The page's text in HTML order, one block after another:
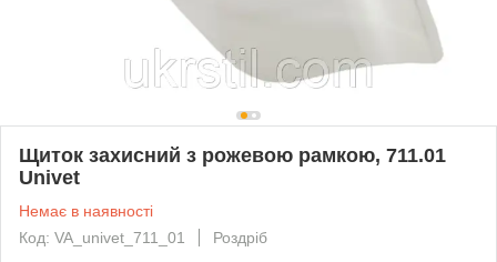
Щиток захисний з рожевою рамкою, 711.01
Univet
Немає в наявності
Код: VA_univet_711_01
Роздріб